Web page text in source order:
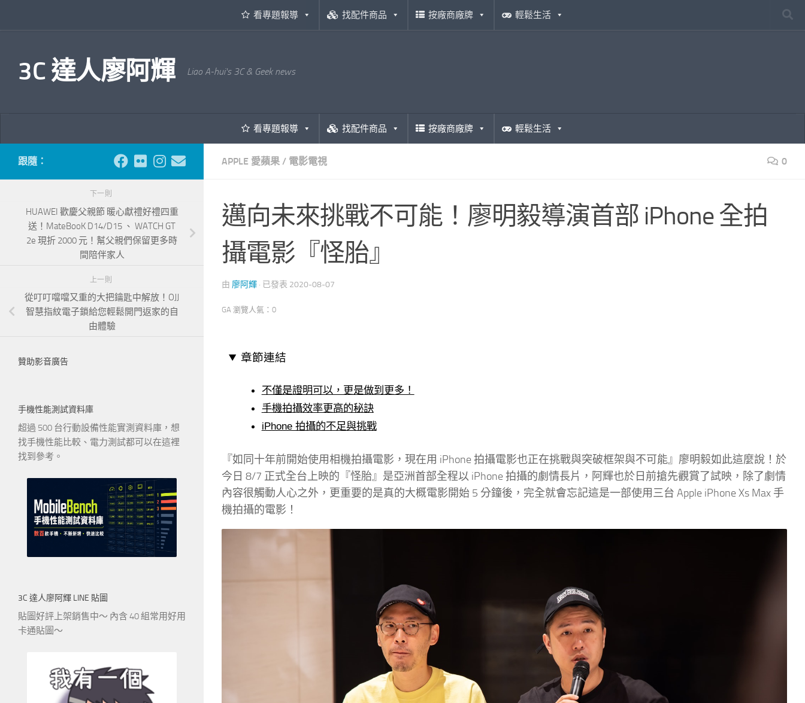
看專題報導 找配件商品 按廠商廠牌 輕鬆生活
3C 達人廖阿輝 Liao A-hui's 3C & Geek news
看專題報導 找配件商品 按廠商廠牌 輕鬆生活
APPLE 愛蘋果 / 電影電視 0
邁向未來挑戰不可能！廖明毅導演首部 iPhone 全拍
攝電影『怪胎』
由 廖阿輝 · 已發表 2020-08-07
GA 瀏覽人氣：0
章節連結
不僅是證明可以，更是做到更多！
手機拍攝效率更高的秘訣
iPhone 拍攝的不足與挑戰
『如同十年前開始使用相機拍攝電影，現在用 iPhone 拍攝電影也正在挑戰與突破框架與不可能』廖明毅如此這麼說！於
今日 8/7 正式全台上映的『怪胎』是亞洲首部全程以 iPhone 拍攝的劇情長片，阿輝也於日前搶先觀賞了試映，除了劇情
內容很觸動人心之外，更重要的是真的大概電影開始 5 分鐘後，完全就會忘記這是一部使用三台 Apple iPhone Xs Max 手
機拍攝的電影！
跟隨：
下一則
HUAWEI 歡慶父親節 暖心獻禮好禮四重
送！MateBooK D14/D15 、 WATCH GT
2e 現折 2000 元！幫父親們保留更多時
間陪伴家人
上一則
從叮叮噹噹又重的大把鑰匙中解放！OJJ
智慧指紋電子鎖給您輕鬆開門返家的自
由體驗
贊助影音廣告
手機性能測試資料庫
超過 500 台行動設備性能實測資料庫，想
找手機性能比較、電力測試都可以在這裡
找到參考。
3C 達人廖阿輝 LINE 貼圖
貼圖好評上架銷售中～ 內含 40 組常用好用
卡通貼圖～